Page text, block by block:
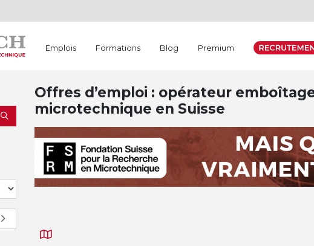
Emplois Formations Blog Premium
RECHERCHER
Offres d’emploi : opérateur
microtechnique en Suisse